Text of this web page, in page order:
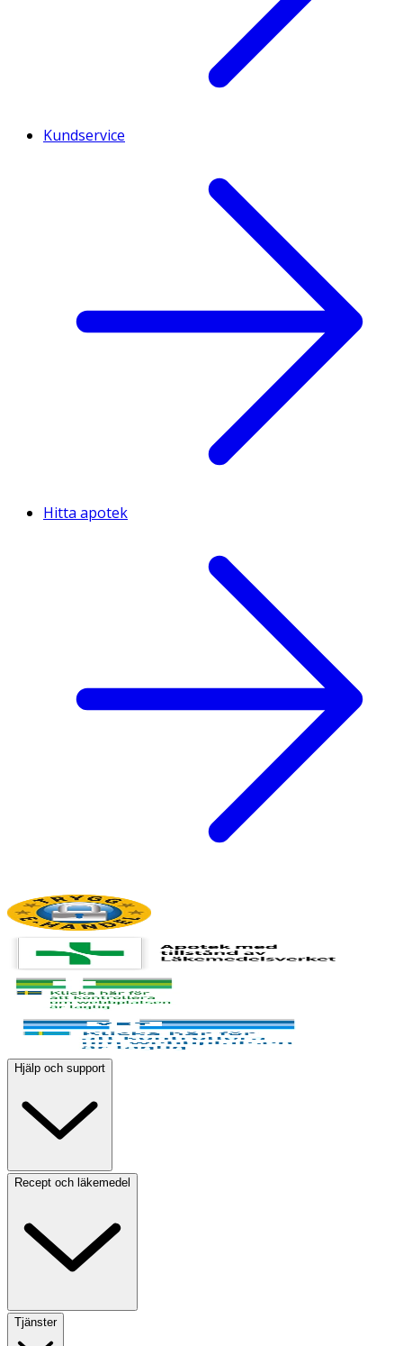
Kundservice
Hitta apotek
Hjälp och support
Recept och läkemedel
Tjänster